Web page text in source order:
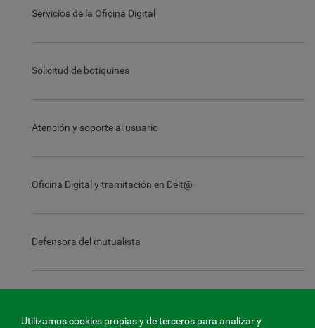
Servicios de la Oficina Digital
Solicitud de botiquines
Atención y soporte al usuario
Oficina Digital y tramitación en Delt@
Defensora del mutualista
Utilizamos cookies propias y de terceros para analizar y